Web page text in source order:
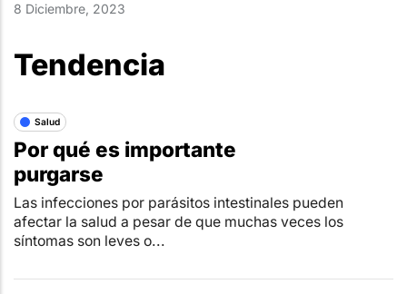
8 Diciembre, 2023
Tendencia
Salud
Por qué es importante
purgarse
Las infecciones por parásitos intestinales pueden
afectar la salud a pesar de que muchas veces los
síntomas son leves o...